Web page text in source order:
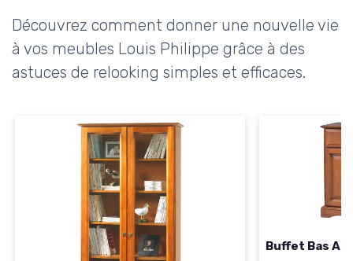
Découvrez comment donner une nouvelle vie
à vos meubles Louis Philippe grâce à des
astuces de relooking simples et efficaces.
Buffet Bas